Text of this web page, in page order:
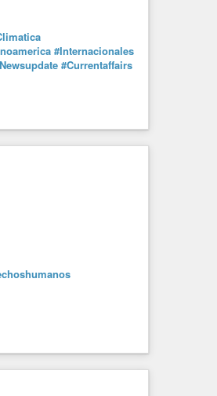
#Internacionales
#Currentaffairs